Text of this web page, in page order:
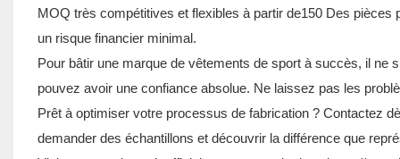
MOQ très compétitives et flexibles à partir de150Des pièces
un risque financier minimal.
Pour bâtir une marque de vêtements de sport à succès, il ne
pouvez avoir une confiance absolue. Ne laissez pas les
Prêt à optimiser votre processus de fabrication ? Contactez
demander des échantillons et découvrir la différence que